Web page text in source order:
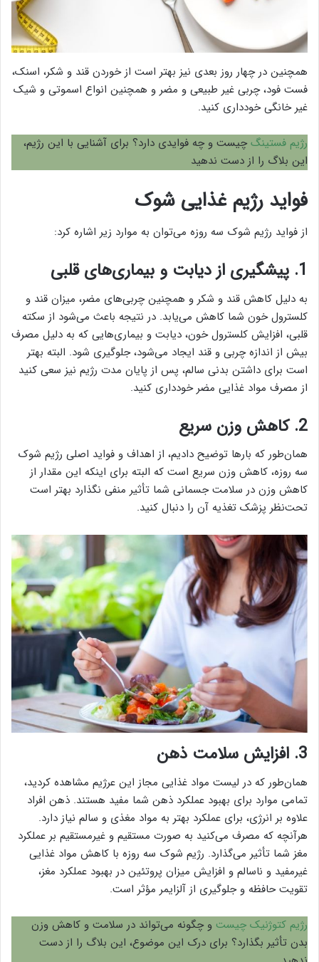
همچنین در چهار روز بعدی نیز بهتر است از خوردن قند و شکر، اسنک،
فست فود، چربی غیر طبیعی و مضر و همچنین انواع اسموتی و شیک
غیر خانگی خودداری کنید.
رژیم فستینگچیست و چه فوایدی دارد؟ برای آشنایی با این رژیم،
این بلاگ را از دست ندهید
فواید رژیم غذایی شوک
از فواید رژیم شوک سه روزه می‌توان به موارد زیر اشاره کرد:
1. پیشگیری از دیابت و بیماری‌های قلبی
به دلیل کاهش قند و شکر و همچنین چربی‌های مضر، میزان قند و
کلسترول خون شما کاهش می‌یابد. در نتیجه باعث می‌شود از سکته
قلبی، افزایش کلسترول خون، دیابت و بیماری‌هایی که به دلیل مصرف
بیش از اندازه چربی و قند ایجاد می‌شود، جلوگیری شود. البته بهتر
است برای داشتن بدنی سالم، پس از پایان مدت رژیم نیز سعی کنید
از مصرف مواد غذایی مضر خودداری کنید.
2. کاهش وزن سریع
همان‌طور که بارها توضیح دادیم، از اهداف و فواید اصلی رژیم شوک
سه روزه، کاهش وزن سریع است که البته برای اینکه این مقدار از
کاهش وزن در سلامت جسمانی شما تأثیر منفی نگذارد بهتر است
تحت‌نظر پزشک تغذیه آن را دنبال کنید.
3. افزایش سلامت ذهن
همان‌طور که در لیست مواد غذایی مجاز این عرژیم مشاهده کردید،
تمامی موارد برای بهبود عملکرد ذهن شما مفید هستند. ذهن افراد
علاوه بر انرژی، برای عملکرد بهتر به مواد مغذی و سالم نیاز دارد.
هرآنچه که مصرف می‌کنید به صورت مستقیم و غیرمستقیم بر عملکرد
مغز شما تأثیر می‌گذارد. رژیم شوک سه روزه با کاهش مواد غذایی
غیرمفید و ناسالم و افزایش میزان پروتئین در بهبود عملکرد مغز،
تقویت حافظه و جلوگیری از آلزایمر مؤثر است.
رژیم کتوژنیک چیست و چگونه می‌تواند در سلامت و کاهش وزن
بدن تأثیر بگذارد؟ برای درک این موضوع، این بلاگ را از دست